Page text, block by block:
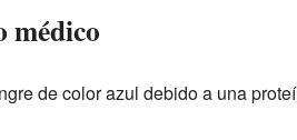
médico
de color azul debido a una